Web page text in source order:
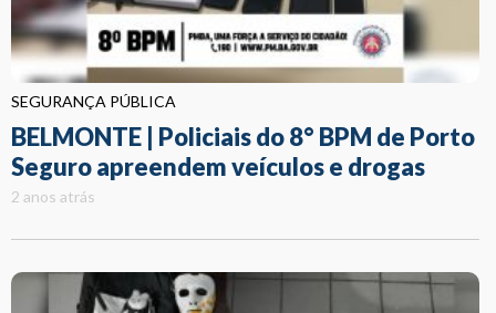
SEGURANÇA PÚBLICA
BELMONTE | Policiais do 8° BPM de Porto
Seguro apreendem veículos e drogas
2 anos atrás